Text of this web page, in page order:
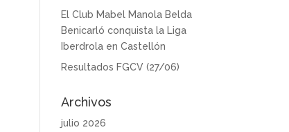
El Club Mabel Manola Belda
Benicarló conquista la Liga
Iberdrola en Castellón
Resultados FGCV (27/06)
Archivos
julio 2026